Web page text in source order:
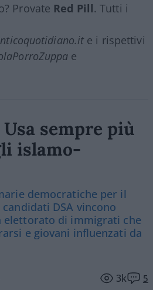
Provate Red Pill. Tutti i
e i rispettivi
e
sempre più
islamo-
democratiche per il
DSA vincono
elettorato di immigrati che
e giovani influenzati da
3k 5